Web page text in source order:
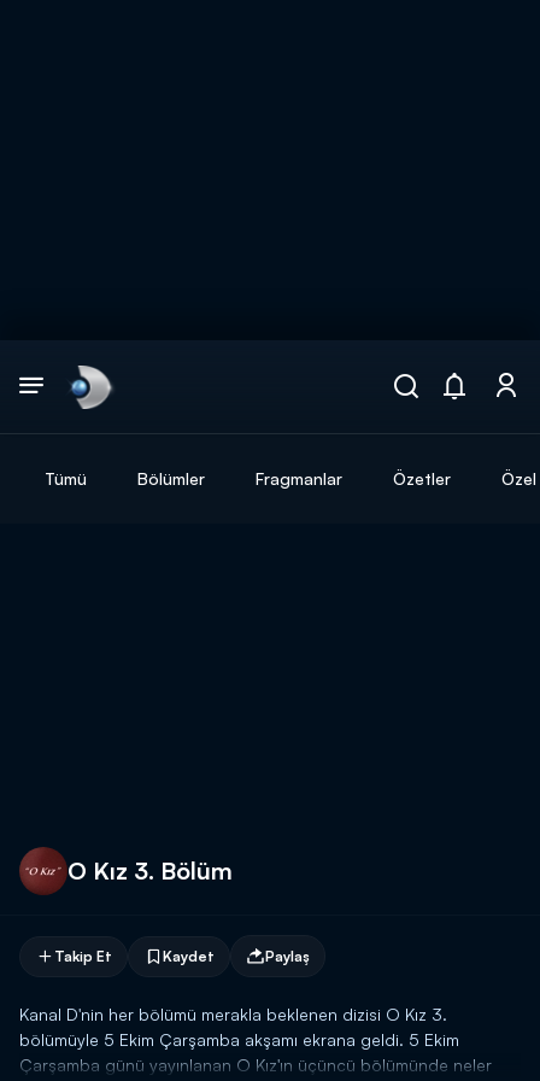
Tümü Bölümler Fragmanlar Özetler
O Kız 3. Bölüm
Takip Et Kaydet Paylaş
Kanal D'nin her bölümü merakla beklenen dizisi O Kız 3.
bölümüyle 5 Ekim Çarşamba akşamı ekrana geldi. 5 Ekim
Çarşamba günü yayınlanan O Kız'ın üçüncü bölümünde neler